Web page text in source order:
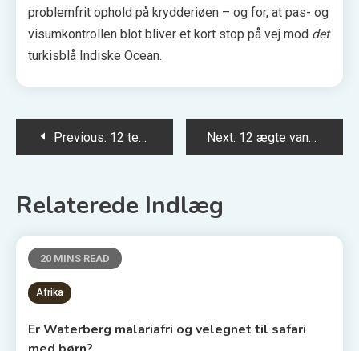
problemfrit ophold på krydderiøen – og for, at pas- og
visumkontrollen blot bliver et kort stop på vej mod det
turkisblå Indiske Ocean.
Indlægsnavigation
Previous: 12 templer i Nara med lanterner om aftenen Next: 12 ægte vandreture i bushen nær Hobart for begyndere
Relaterede Indlæg
20 MINS READ
Afrika
Er Waterberg malariafri og velegnet til safari